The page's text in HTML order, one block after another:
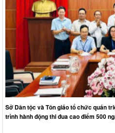
Sở Dân tộc và Tôn giáo tổ chức quán
trình hành động thi đua cao điểm 500